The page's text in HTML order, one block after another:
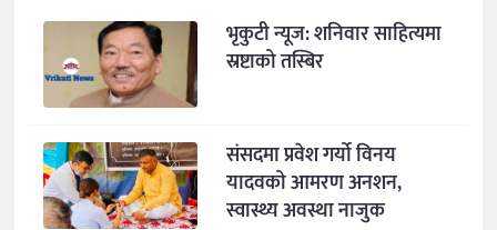
भृकुटी न्यूज: शनिवार साहित्यमा
स्रष्टाको तस्बिर
संसदमा प्रवेश गर्यो विनय
यादवको आमरण अनशन,
स्वास्थ्य अवस्था नाजुक